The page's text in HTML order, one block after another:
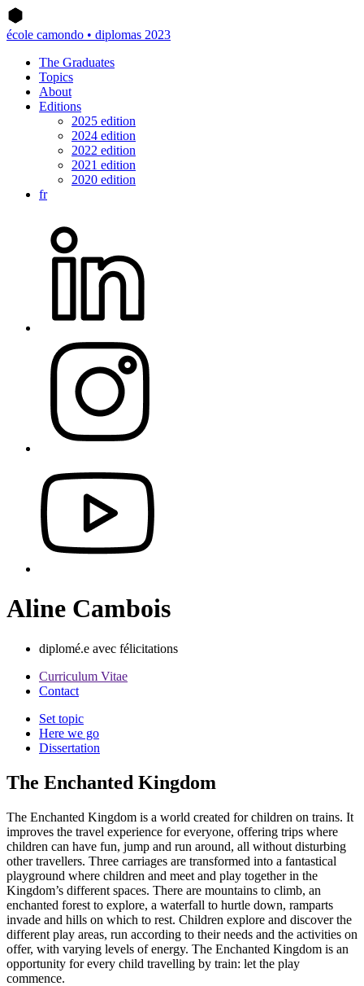
école camondo • diplomas 2023
The Graduates
Topics
About
Editions
2025 edition
2024 edition
2022 edition
2021 edition
2020 edition
fr
Aline Cambois
diplomé.e avec félicitations
Curriculum Vitae
Contact
Set topic
Here we go
Dissertation
The Enchanted Kingdom
The Enchanted Kingdom is a world created for children on trains. It
improves the travel experience for everyone, offering trips where
children can have fun, jump and run around, all without disturbing
other travellers. Three carriages are transformed into a fantastical
playground where children and meet and play together in the
Kingdom’s different spaces. There are mountains to climb, an
enchanted forest to explore, a waterfall to hurtle down, ramparts
invade and hills on which to rest. Children explore and discover the
different play areas, run according to their needs and the activities on
offer, with varying levels of energy. The Enchanted Kingdom is an
opportunity for every child travelling by train: let the play
commence.